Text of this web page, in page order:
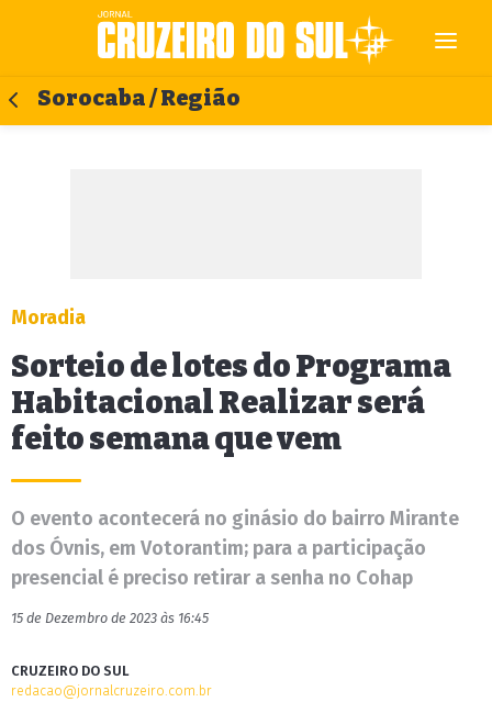
Sorocaba / Região
Moradia
Sorteio de lotes do Programa
Habitacional Realizar será
feito semana que vem
O evento acontecerá no ginásio do bairro Mirante
dos Óvnis, em Votorantim; para a participação
presencial é preciso retirar a senha no Cohap
15 de Dezembro de 2023 às 16:45
CRUZEIRO DO SUL
redacao@jornalcruzeiro.com.br